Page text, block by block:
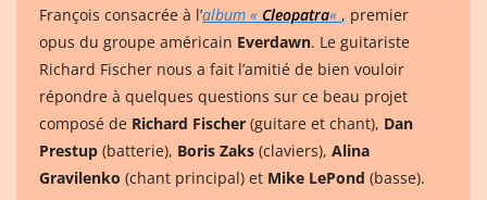
François consacrée à l’album « Cleopatra« , premier
opus du groupe américain Everdawn. Le guitariste
Richard Fischer nous a fait l’amitié de bien vouloir
répondre à quelques questions sur ce beau projet
composé de Richard Fischer (guitare et chant), Dan
Prestup (batterie), Boris Zaks (claviers), Alina
Gravilenko (chant principal) et Mike LePond (basse).